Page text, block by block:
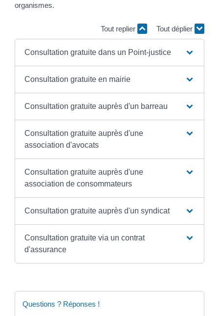
organismes.
Tout replier Tout déplier
Consultation gratuite dans un Point-justice
Consultation gratuite en mairie
Consultation gratuite auprès d'un barreau
Consultation gratuite auprès d'une
association d'avocats
Consultation gratuite auprès d'une
association de consommateurs
Consultation gratuite auprès d'un syndicat
Consultation gratuite via un contrat
d'assurance
Questions ? Réponses !